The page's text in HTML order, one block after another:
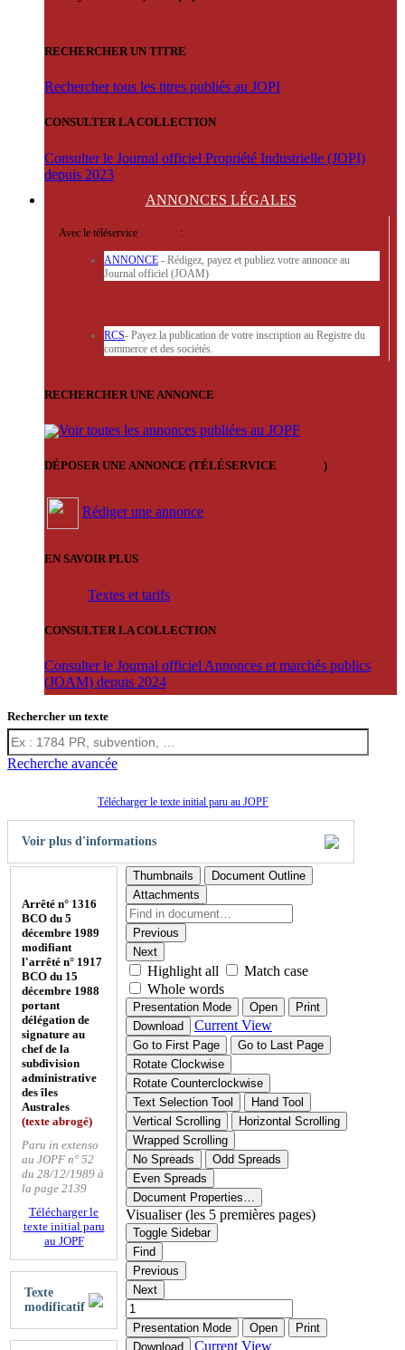
RECHERCHER UN TITRE
Rechercher tous les titres publiés au JOPI
CONSULTER LA COLLECTION
Consulter le Journal officiel Propriété Industrielle (JOPI)
depuis 2023
ANNONCES LÉGALES
Avec le téléservice :
ANNONCE - Rédigez, payez et publiez votre annonce au
Journal officiel (JOAM)
RCS- Payez la publication de votre inscription au Registre du
commerce et des sociétés.
RECHERCHER UNE ANNONCE
Voir toutes les annonces publiées au JOPF
DÉPOSER UNE ANNONCE (TÉLÉSERVICE )
Rédiger une annonce
EN SAVOIR PLUS
Textes et tarifs
CONSULTER LA COLLECTION
Consulter le Journal officiel Annonces et marchés publics
(JOAM) depuis 2024
Rechercher un texte
Recherche avancée
Télécharger le texte initial paru au JOPF
Voir plus d'informations
Arrêté n° 1316
BCO du 5
décembre 1989
modifiant
l'arrêté n° 1917
BCO du 15
décembre 1988
portant
délégation de
signature au
chef de la
subdivision
administrative
des îles
Australes
(texte abrogé)
Paru in extenso
au JOPF n° 52
du 28/12/1989 à
la page 2139
Télécharger le
texte initial paru
au JOPF
Texte
modificatif
Thumbnails
Document Outline
Attachments
Previous
Next
Highlight all
Match case
Whole words
Presentation Mode Open
Print
Download
Current View
Go to First Page
Go to Last Page
Rotate Clockwise
Rotate Counterclockwise
Text Selection Tool
Hand Tool
Vertical Scrolling
Horizontal Scrolling
Wrapped Scrolling
No Spreads
Odd Spreads
Even Spreads
Document Properties…
Visualiser (les 5 premières pages)
Toggle Sidebar
Find
Previous
Next
Presentation Mode Open
Print
Download
Current View